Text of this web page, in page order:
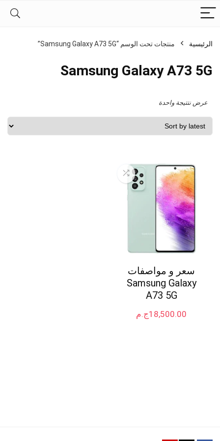
الرئيسية منتجات تحت الوسم “Samsung Galaxy A73 5G”
Samsung Galaxy A73 5G
عرض نتتيجة واحدة
سعر و مواصفات
Samsung Galaxy
A73 5G
ج.م18,500.00